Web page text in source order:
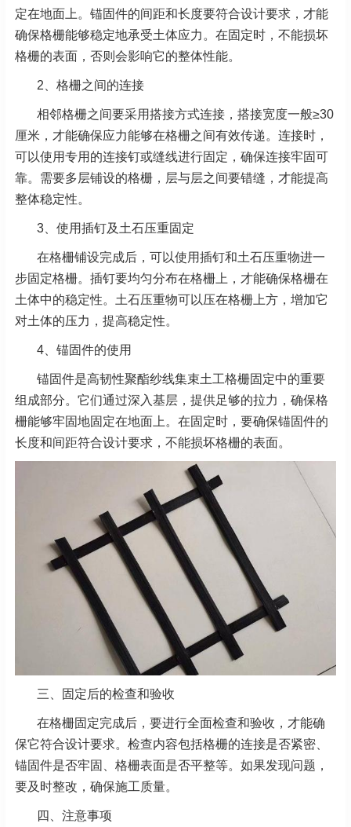
定在地面上。锚固件的间距和长度要符合设计要求， 才能
确保格栅能够稳定地承受土体应力。在固定时，不能损坏
格栅的表面，否则会影响它的整体性能。
2、格栅之间的连接
相邻格栅之间要采用搭接方式连接，搭接宽度一般≥30
厘米，才能确保应力能够在格栅之间有效传递。连接时，
可以使用专用的连接钉或缝线进行固定，确保连接牢固可
靠。需要多层铺设的格栅，层与层之间要错缝，才能提高
整体稳定性。
3、使用插钉及土石压重固定
在格栅铺设完成后，可以使用插钉和土石压重物进一
步固定格栅。插钉要均匀分布在格栅上，才能确保格栅在
土体中的稳定性。土石压重物可以压在格栅上方，增加它
对土体的压力，提高稳定性。
4、锚固件的使用
锚固件是高韧性聚酯纱线集束土工格栅固定中的重要
组成部分。它们通过深入基层，提供足够的拉力，确保格
栅能够牢固地固定在地面上。在固定时，要确保锚固件的
长度和间距符合设计要求，不能损坏格栅的表面。
三、固定后的检查和验收
在格栅固定完成后，要进行全面检查和验收，才能确
保它符合设计要求。检查内容包括格栅的连接是否紧密、
锚固件是否牢固、格栅表面是否平整等。如果发现问题，
要及时整改，确保施工质量。
四、注意事项